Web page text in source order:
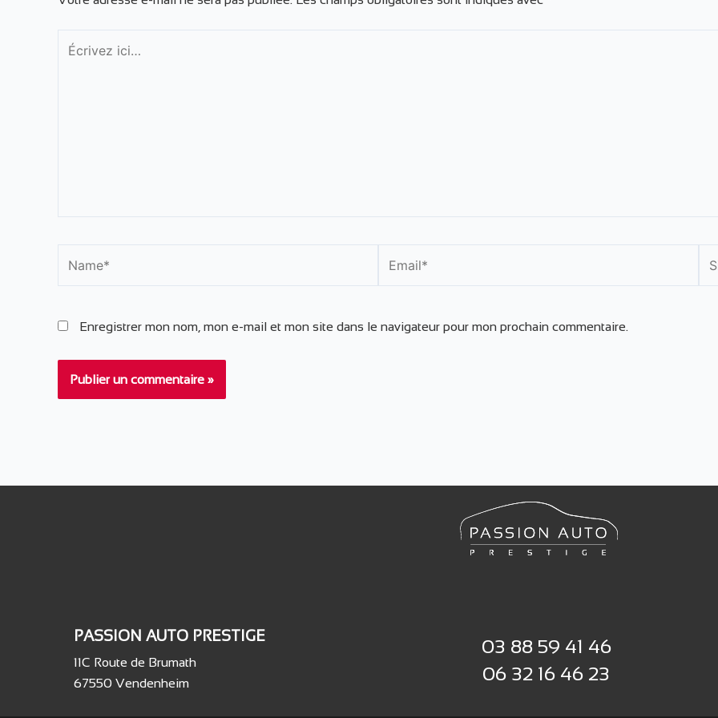
ici…
Enregistrer mon nom, mon e-mail et mon site dans le navigateur pour mon prochain commentaire.
PASSION AUTO PRESTIGE
11C Route de Brumath
67550 Vendenheim
03 88 59 41 46
06 32 16 46 23